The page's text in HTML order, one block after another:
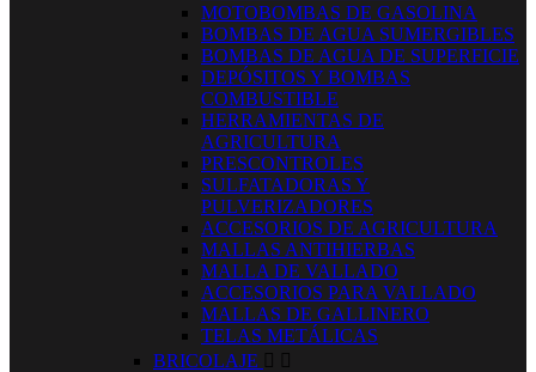
MOTOBOMBAS DE GASOLINA
BOMBAS DE AGUA SUMERGIBLES
BOMBAS DE AGUA DE SUPERFICIE
DEPÓSITOS Y BOMBAS
COMBUSTIBLE
HERRAMIENTAS DE
AGRICULTURA
PRESCONTROLES
SULFATADORAS Y
PULVERIZADORES
ACCESORIOS DE AGRICULTURA
MALLAS ANTIHIERBAS
MALLA DE VALLADO
ACCESORIOS PARA VALLADO
MALLAS DE GALLINERO
TELAS METÁLICAS
BRICOLAJE  